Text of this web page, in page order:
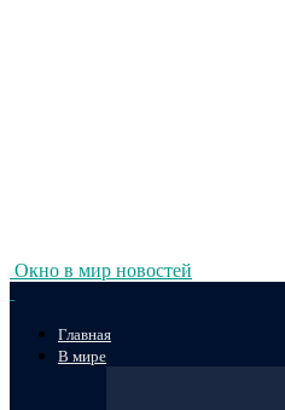
Окно в мир новостей
Главная
В мире